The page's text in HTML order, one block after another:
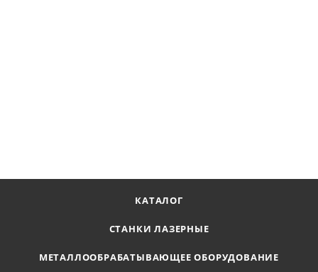
КАТАЛОГ
СТАНКИ ЛАЗЕРНЫЕ
МЕТАЛЛООБРАБАТЫВАЮЩЕЕ ОБОРУДОВАНИЕ